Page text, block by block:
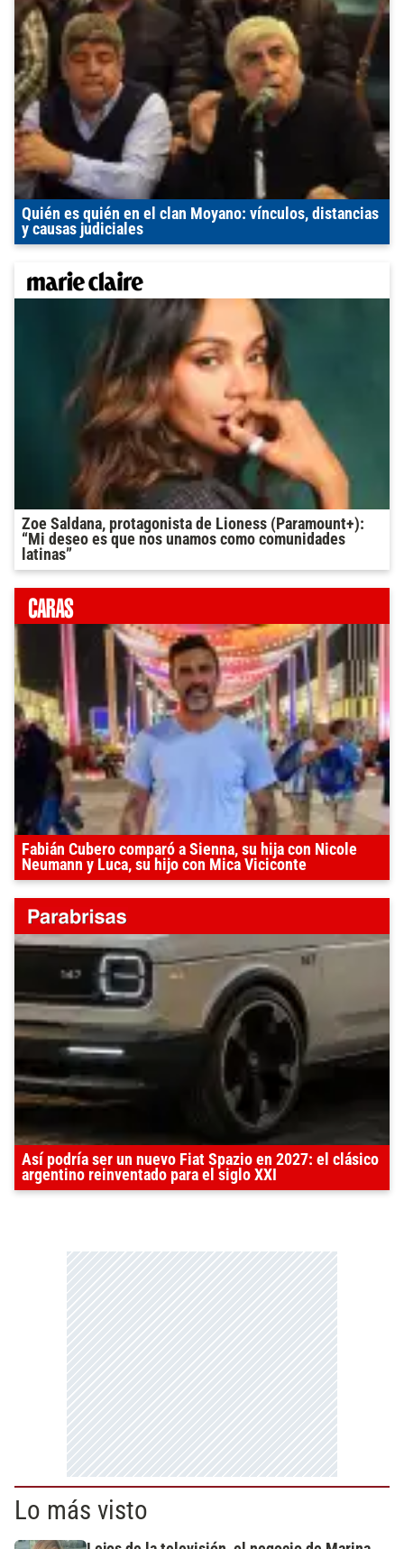
Quién es quién en el clan Moyano: vínculos, distancias
y causas judiciales
Zoe Saldana, protagonista de Lioness (Paramount+):
“Mi deseo es que nos unamos como comunidades
latinas”
Fabián Cubero comparó a Sienna, su hija con Nicole
Neumann y Luca, su hijo con Mica Viciconte
Así podría ser un nuevo Fiat Spazio en 2027: el clásico
argentino reinventado para el siglo XXI
Lo más visto